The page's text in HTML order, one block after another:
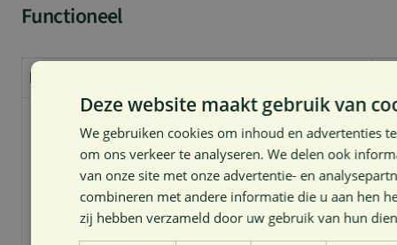
Functioneel
Deze website maakt gebruik van
We gebruiken cookies om inhoud en advertenties
om ons verkeer te analyseren. We delen ook
van onze site met onze advertentie- en
combineren met andere informatie die u aan hen
zij hebben verzameld door uw gebruik van hun